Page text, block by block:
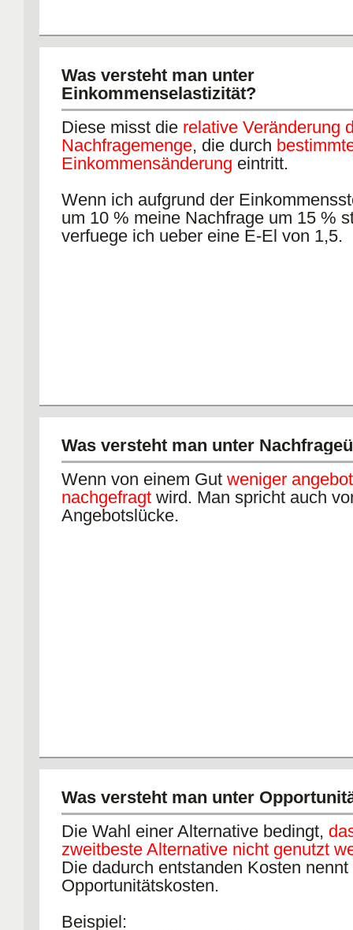
Was versteht man unter
Einkommenselastizität?
Diese misst die relative Veränderung
Nachfragemenge, die durch
Einkommensänderung eintritt.
Wenn ich aufgrund der
um 10 % meine Nachfrage um 15 %
verfuege ich ueber eine E-El von 1,5.
Was versteht man unter
Wenn von einem Gut weniger
nachgefragt wird. Man spricht auch
Angebotslücke.
Was versteht man unter
Die Wahl einer Alternative bedingt,
zweitbeste Alternative nicht genutzt
Die dadurch entstanden Kosten nennt
Opportunitätskosten.
Beispiel: